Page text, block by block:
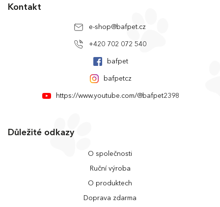
Kontakt
e-shop@bafpet.cz
+420 702 072 540
bafpet
bafpetcz
https://www.youtube.com/@bafpet2398
Důležité odkazy
O společnosti
Ruční výroba
O produktech
Doprava zdarma